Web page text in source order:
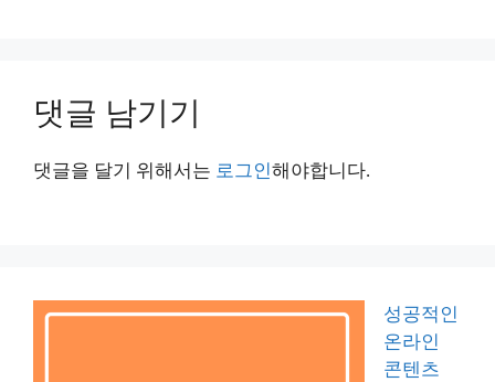
댓글 남기기
댓글을 달기 위해서는 로그인해야합니다.
성공적인
온라인
콘텐츠